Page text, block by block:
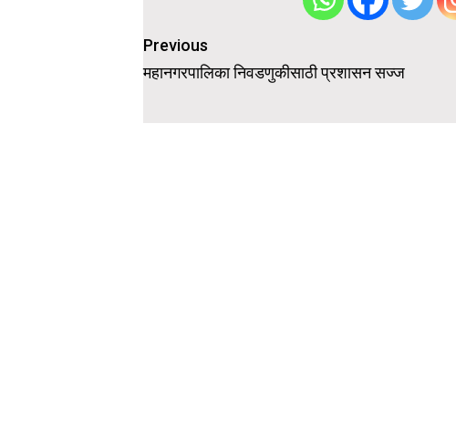
Post
navigation
Previous
महानगरपालिका निवडणुकीसाठी प्रशासन सज्ज